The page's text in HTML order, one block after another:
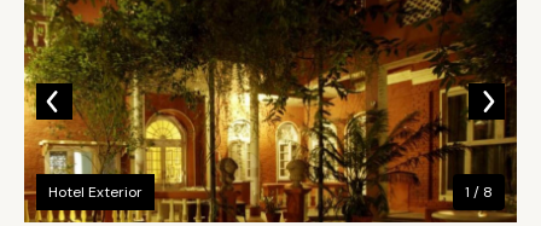
Hotel Exterior 1 / 8